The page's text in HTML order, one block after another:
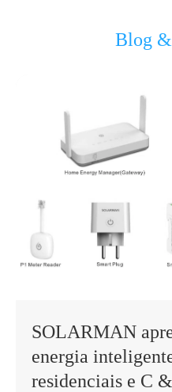
Blog
SOLARMAN
energia
residenciais e C